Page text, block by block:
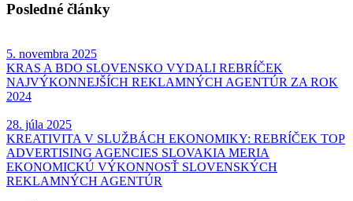
Posledné články
5. novembra 2025
KRAS A BDO SLOVENSKO VYDALI REBRÍČEK
NAJVÝKONNEJŠÍCH REKLAMNÝCH AGENTÚR ZA ROK
2024
28. júla 2025
KREATIVITA V SLUŽBÁCH EKONOMIKY: REBRÍČEK TOP
ADVERTISING AGENCIES SLOVAKIA MERIA
EKONOMICKÚ VÝKONNOSŤ SLOVENSKÝCH
REKLAMNÝCH AGENTÚR